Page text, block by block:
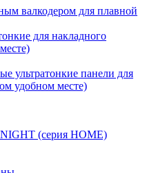
валкодером для плавной
для накладного
ультратонкие панели для
удобном месте)
(серия HOME)